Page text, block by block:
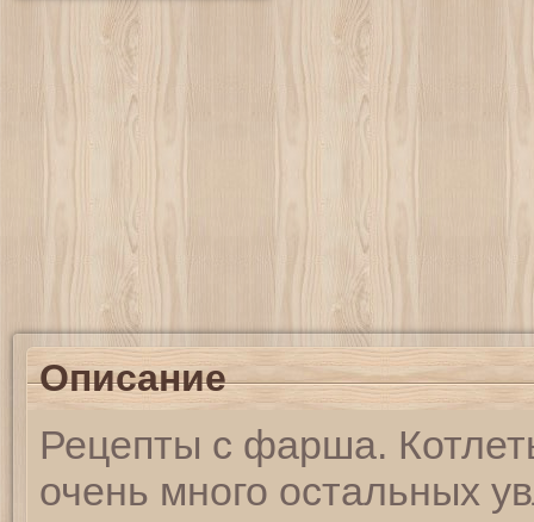
Описание
Рецепты с фарша.
очень много остальных